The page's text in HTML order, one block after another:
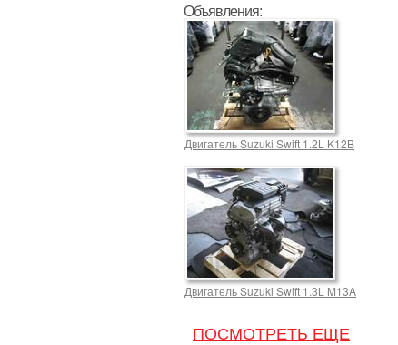
Объявления:
Двигатель Suzuki Swift 1.2L K12B
Двигатель Suzuki Swift 1.3L M13A
ПОСМОТРЕТЬ ЕЩЕ